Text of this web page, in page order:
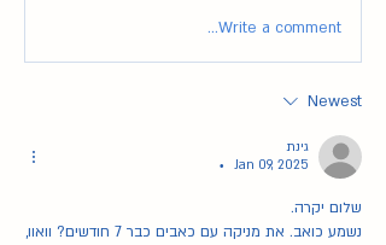
Write a comment...
Newest
גינת
Jan 09, 2025
•
שלום יקרה.